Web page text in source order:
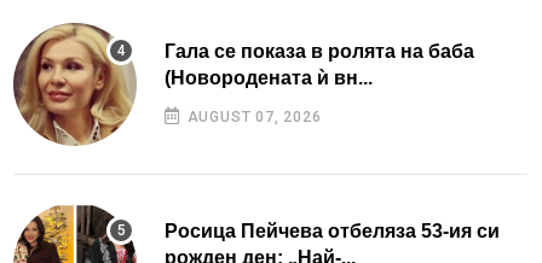
Гала се показа в ролята на баба
(Новородената ѝ вн...
AUGUST 07, 2026
Росица Пейчева отбеляза 53-ия си
рожден ден: „Най-...